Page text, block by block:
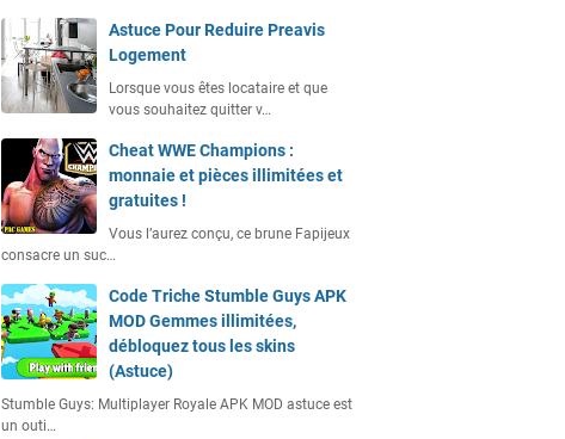
Astuce Pour Reduire Preavis
Logement
Lorsque vous êtes locataire et que
vous souhaitez quitter v…
Cheat WWE Champions :
monnaie et pièces illimitées et
gratuites !
Vous l’aurez conçu, ce brune Fapijeux
consacre un suc…
Code Triche Stumble Guys APK
MOD Gemmes illimitées,
débloquez tous les skins
(Astuce)
Stumble Guys: Multiplayer Royale APK MOD astuce est
un outi…